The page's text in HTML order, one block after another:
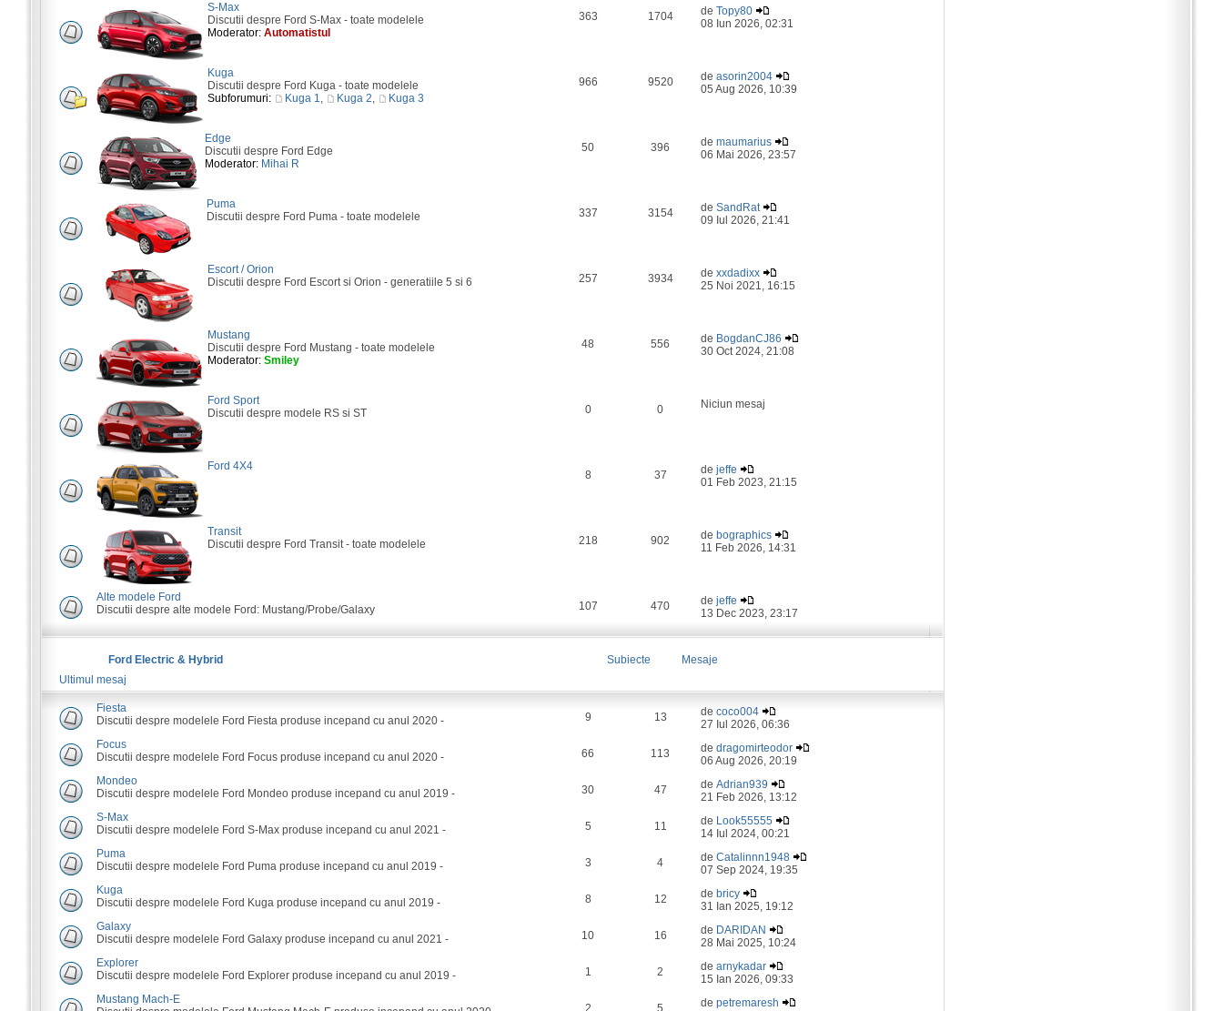
S-Max
Discutii despre Ford S-Max - toate modelele
Moderator: Automatistul
363 1704 deTopy80
08 Iun 2026, 02:31
Kuga
Discutii despre Ford Kuga - toate modelele
Subforumuri:
Kuga 1, Kuga 2, Kuga 3
966 9520 deasorin2004
05 Aug 2026, 10:39
Edge
Discutii despre Ford Edge
Moderator: Mihai R
50 396 demaumarius
06 Mai 2026, 23:57
Puma
Discutii despre Ford Puma - toate modelele
337 3154 deSandRat
09 Iul 2026, 21:41
Escort / Orion
Discutii despre Ford Escort si Orion - generatiile 5 si 6
257 3934 dexxdadixx
25 Noi 2021, 16:15
Mustang
Discutii despre Ford Mustang - toate modelele
Moderator: Smiley
48 556 de BogdanCJ86
30 Oct 2024, 21:08
Ford Sport
Discutii despre modele RS si ST
0 0 Niciun mesaj
Ford 4X4
8 37 dejeffe
01 Feb 2023, 21:15
Transit
Discutii despre Ford Transit - toate modelele
218 902 de bographics
11 Feb 2026, 14:31
Alte modele Ford
Discutii despre alte modele Ford: Mustang/Probe/Galaxy
107 470 dejeffe
13 Dec 2023, 23:17
Ford Electric & Hybrid Subiecte
Mesaje
Ultimul mesaj
Fiesta
Discutii despre modelele Ford Fiesta produse incepand cu anul 2020 -
9 13 decoco004
27 Iul 2026, 06:36
Focus
Discutii despre modelele Ford Focus produse incepand cu anul 2020 -
66 113 dedragomirteodor
06 Aug 2026, 20:19
Mondeo
Discutii despre modelele Ford Mondeo produse incepand cu anul 2019 -
30 47 deAdrian939
21 Feb 2026, 13:12
S-Max
Discutii despre modelele Ford S-Max produse incepand cu anul 2021 -
5 11 de Look55555
14 Iul 2024, 00:21
Puma
Discutii despre modelele Ford Puma produse incepand cu anul 2019 -
3 4 deCatalinnn1948
07 Sep 2024, 19:35
Kuga
Discutii despre modelele Ford Kuga produse incepand cu anul 2019 -
8 12 de bricy
31 Ian 2025, 19:12
Galaxy
Discutii despre modelele Ford Galaxy produse incepand cu anul 2021 -
10 16 de DARIDAN
28 Mai 2025, 10:24
Explorer
Discutii despre modelele Ford Explorer produse incepand cu anul 2019 -
1 2 dearnykadar
15 Ian 2026, 09:33
Mustang Mach-E
2 5 depetremaresh